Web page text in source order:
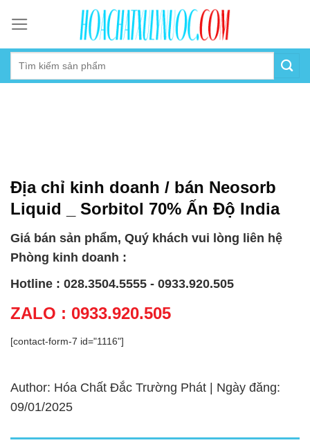
content
Địa chỉ kinh doanh / bán Neosorb
Liquid _ Sorbitol 70% Ấn Độ India
Giá bán sản phẩm, Quý khách vui lòng liên hệ
Phòng kinh doanh :
Hotline : 028.3504.5555 - 0933.920.505
ZALO : 0933.920.505
[contact-form-7 id="1116"]
Author: Hóa Chất Đắc Trường Phát | Ngày đăng:
09/01/2025